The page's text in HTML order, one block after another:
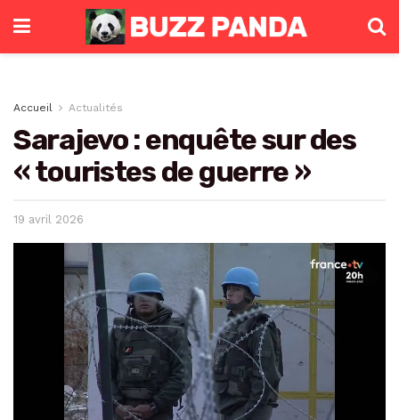
Accueil Actualités
Sarajevo : enquête sur des
« touristes de guerre »
19 avril 2026